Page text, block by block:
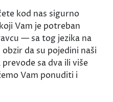
kod nas sigurno
Vam je potreban
— sa tog jezika na
da su pojedini naši
sa dva ili više
Vam ponuditi i